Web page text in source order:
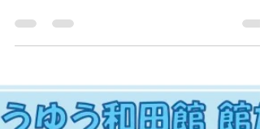
ゆうゆう和田館 2026
7月のお知らせ📢
7月に入り、まぶしい太陽とともにいよい
夏本番。 暑さに負けず、今月もゆうゆう館
で皆さまと笑顔でお会いできるのを楽しみ